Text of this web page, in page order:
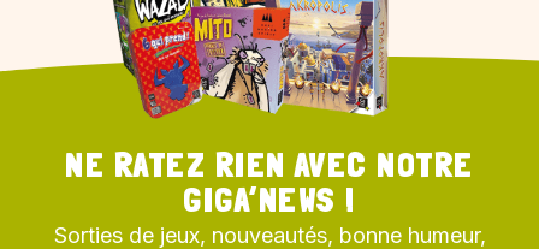
NE RATEZ RIEN AVEC NOTRE
GIGA’NEWS !
Sorties de jeux, nouveautés, bonne humeur,